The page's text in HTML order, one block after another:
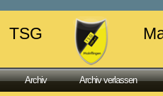
TSG
Archiv Archiv verlassen